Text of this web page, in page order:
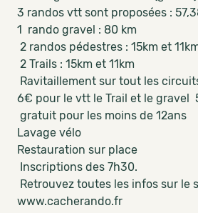
3 randos vtt sont proposées :
1 rando gravel : 80 km
2 randos pédestres : 15km et
2 Trails : 15km et 11km
Ravitaillement sur tout les
6€ pour le vtt le Trail et le gravel
gratuit pour les moins de 12ans
Lavage vélo
Restauration sur place
Inscriptions des 7h30.
Retrouvez toutes les infos sur le
www.cacherando.fr